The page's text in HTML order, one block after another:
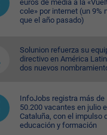
euros de media a la
cole» por internet (un 9%
que el año pasado)
Solunion refuerza su
directivo en América
dos nuevos
InfoJobs registra más de
50.200 vacantes en julio
Cataluña, con el impulso
educación y formación